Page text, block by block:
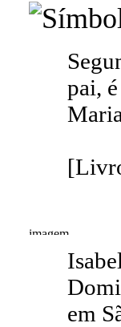
pai,
em